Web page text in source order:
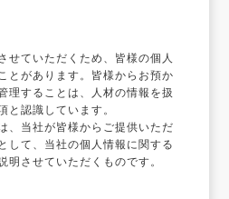
せていただくため、皆様の個人
とがあります。皆様からお預か
理することは、人材の情報を扱
と認識しています。
、当社が皆様からご提供いただ
して、当社の個人情報に関する
明させていただくものです。